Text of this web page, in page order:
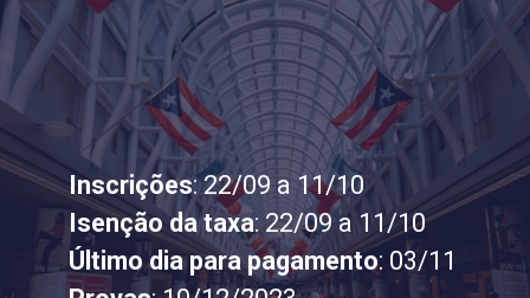
Inscrições
Isenção da taxa
: 22/09 a 11/10
Último dia para pagamento